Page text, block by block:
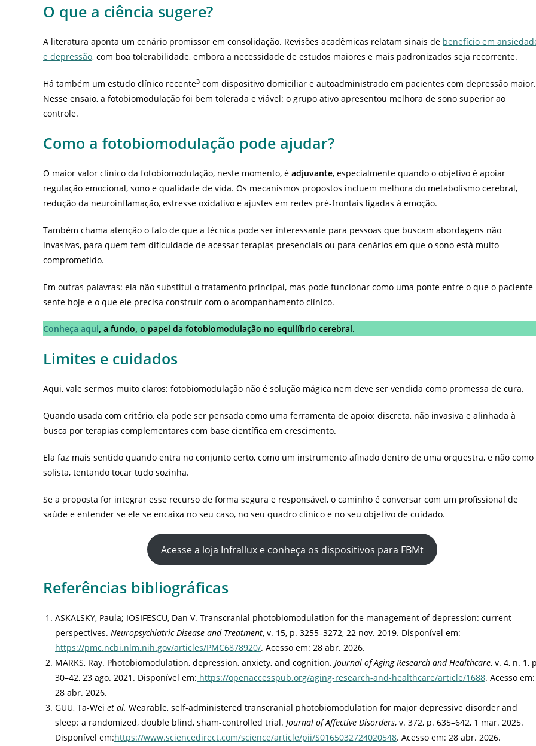
O que a ciência sugere?
A literatura aponta um cenário promissor em consolidação. Revisões acadêmicas relatam sinais de benefício em
e depressão, com boa tolerabilidade, embora a necessidade de estudos maiores e mais padronizados seja recorrente.
Há também um estudo clínico recente3 com dispositivo domiciliar e autoadministrado em pacientes com depressão maior.
Nesse ensaio, a fotobiomodulação foi bem tolerada e viável: o grupo ativo apresentou melhora de sono superior ao
controle.
Como a fotobiomodulação pode ajudar?
O maior valor clínico da fotobiomodulação, neste momento, é adjuvante, especialmente quando o objetivo é apoiar
regulação emocional, sono e qualidade de vida. Os mecanismos propostos incluem melhora do metabolismo cerebral,
redução da neuroinflamação, estresse oxidativo e ajustes em redes pré-frontais ligadas à emoção.
Também chama atenção o fato de que a técnica pode ser interessante para pessoas que buscam abordagens não
invasivas, para quem tem dificuldade de acessar terapias presenciais ou para cenários em que o sono está muito
comprometido.
Em outras palavras: ela não substitui o tratamento principal, mas pode funcionar como uma ponte entre o que o paciente
sente hoje e o que ele precisa construir com o acompanhamento clínico.
Conheça aqui, a fundo, o papel da fotobiomodulação no equilíbrio cerebral.
Limites e cuidados
Aqui, vale sermos muito claros: fotobiomodulação não é solução mágica nem deve ser vendida como promessa de cura.
Quando usada com critério, ela pode ser pensada como uma ferramenta de apoio: discreta, não invasiva e alinhada à
busca por terapias complementares com base científica em crescimento.
Ela faz mais sentido quando entra no conjunto certo, como um instrumento afinado dentro de uma orquestra, e não como
solista, tentando tocar tudo sozinha.
Se a proposta for integrar esse recurso de forma segura e responsável, o caminho é conversar com um profissional de
saúde e entender se ele se encaixa no seu caso, no seu quadro clínico e no seu objetivo de cuidado.
Acesse a loja Infrallux e conheça os dispositivos para FBMt
Referências bibliográficas
ASKALSKY, Paula; IOSIFESCU, Dan V. Transcranial photobiomodulation for the management of depression: current
perspectives. Neuropsychiatric Disease and Treatment, v. 15, p. 3255–3272, 22 nov. 2019. Disponível em:
https://pmc.ncbi.nlm.nih.gov/articles/PMC6878920/. Acesso em: 28 abr. 2026.
MARKS, Ray. Photobiomodulation, depression, anxiety, and cognition. Journal of Aging Research and Healthcare, v. 4, n. 1,
30–42, 23 ago. 2021. Disponível em: https://openaccesspub.org/aging-research-and-healthcare/article/1688. Acesso em:
28 abr. 2026.
GUU, Ta-Wei et al. Wearable, self-administered transcranial photobiomodulation for major depressive disorder and
sleep: a randomized, double blind, sham-controlled trial. Journal of Affective Disorders, v. 372, p. 635–642, 1 mar. 2025.
Disponível em:https://www.sciencedirect.com/science/article/pii/S0165032724020548. Acesso em: 28 abr. 2026.